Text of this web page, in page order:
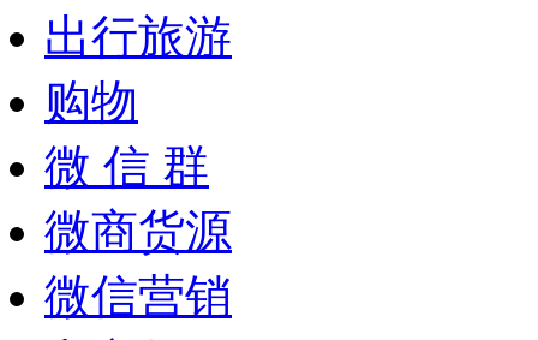
出行旅游
购物
微 信 群
微商货源
微信营销